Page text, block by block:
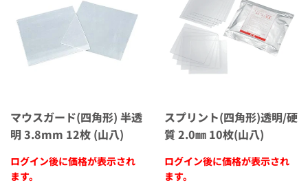
マウスガード(四角形) 半透
明 3.8mm 12枚 (山八)
ログイン後に価格が表示され
ます。
スプリント(四角形)透明/硬
質 2.0㎜ 10枚(山八)
ログイン後に価格が表示され
ます。